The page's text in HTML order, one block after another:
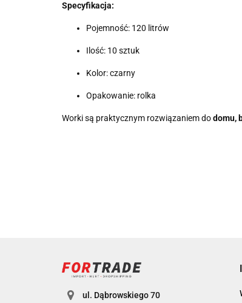
Specyfikacja:
Pojemność: 120 litrów
Ilość: 10 sztuk
Kolor: czarny
Opakowanie: rolka
Worki są praktycznym rozwiązaniem dodomu,
ul. Dąbrowskiego 70